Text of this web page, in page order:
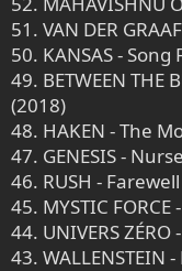
51. VAN DER
50. KANSAS -
49. BETWEEN THE
(2018)
48. HAKEN - The
47. GENESIS -
46. RUSH -
45. MYSTIC
44. UNIVERS
43. WALLENSTEIN